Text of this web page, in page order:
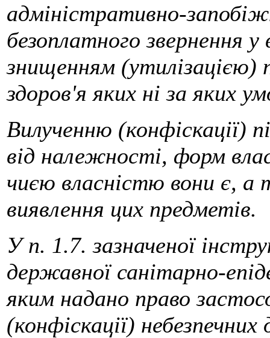
адміністративно-
безоплатного звернення
знищенням (утилізацією)
здоров'я яких ні за яких
Вилученню (конфіскації)
від належності, форм
чиєю власністю вони є, а
виявлення цих предметів.
У п. 1.7. зазначеної
державної санітарно-
яким надано право
(конфіскації)